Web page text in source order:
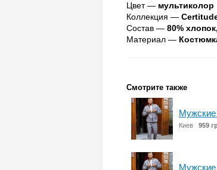
Цвет — мультиколор
Коллекция —
Состав — 80%
Материал —
Смотрите также
Мужские
Киев 959
Мужские